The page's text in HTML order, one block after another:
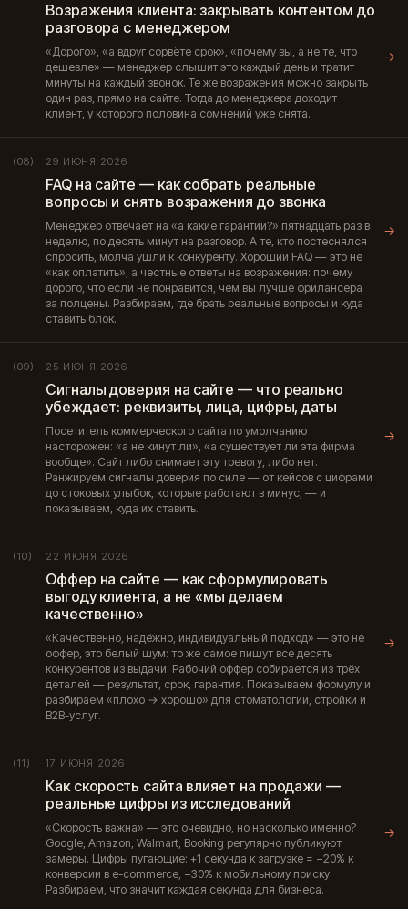
Возражения клиента: закрывать контентом до
разговора с менеджером
«Дорого», «а вдруг сорвёте срок», «почему вы, а не те, что
дешевле» — менеджер слышит это каждый день и тратит
минуты на каждый звонок. Те же возражения можно закрыть
один раз, прямо на сайте. Тогда до менеджера доходит
клиент, у которого половина сомнений уже снята.
→
(08) 29 ИЮНЯ 2026
FAQ на сайте — как собрать реальные
вопросы и снять возражения до звонка
Менеджер отвечает на «а какие гарантии?» пятнадцать раз в
неделю, по десять минут на разговор. А те, кто постеснялся
спросить, молча ушли к конкуренту. Хороший FAQ — это не
«как оплатить», а честные ответы на возражения: почему
дорого, что если не понравится, чем вы лучше фрилансера
за полцены. Разбираем, где брать реальные вопросы и куда
ставить блок.
→
(09) 25 ИЮНЯ 2026
Сигналы доверия на сайте — что реально
убеждает: реквизиты, лица, цифры, даты
Посетитель коммерческого сайта по умолчанию
насторожен: «а не кинут ли», «а существует ли эта фирма
вообще». Сайт либо снимает эту тревогу, либо нет.
Ранжируем сигналы доверия по силе — от кейсов с цифрами
до стоковых улыбок, которые работают в минус, — и
показываем, куда их ставить.
→
(10) 22 ИЮНЯ 2026
Оффер на сайте — как сформулировать
выгоду клиента, а не «мы делаем
качественно»
«Качественно, надёжно, индивидуальный подход» — это не
оффер, это белый шум: то же самое пишут все десять
конкурентов из выдачи. Рабочий оффер собирается из трёх
деталей — результат, срок, гарантия. Показываем формулу и
разбираем «плохо → хорошо» для стоматологии, стройки и
B2B-услуг.
→
(11) 17 ИЮНЯ 2026
Как скорость сайта влияет на продажи —
реальные цифры из исследований
«Скорость важна» — это очевидно, но насколько именно?
Google, Amazon, Walmart, Booking регулярно публикуют
замеры. Цифры пугающие: +1 секунда к загрузке = −20% к
конверсии в e-commerce, −30% к мобильному поиску.
Разбираем, что значит каждая секунда для бизнеса.
→